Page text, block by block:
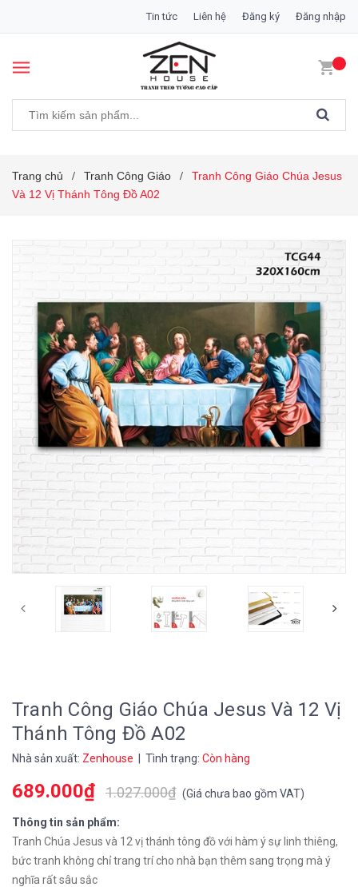
Tin tức Liên hệ Đăng ký Đăng nhập
Trang chủ / Tranh Công Giáo /
Tranh Công Giáo Chúa Jesus
Và 12 Vị Thánh Tông Đồ A02
Tranh Công Giáo Chúa Jesus Và 12 Vị
Thánh Tông Đồ A02
Nhà sản xuất: Zenhouse | Tình trạng: Còn hàng
689.000₫ 1.027.000₫ (Giá chưa bao gồm VAT)
Thông tin sản phẩm:
Tranh Chúa Jesus và 12 vị thánh tông đồ với hàm ý sự linh thiêng,
bức tranh không chỉ trang trí cho nhà bạn thêm sang trọng mà ý
nghĩa rất sâu sắc